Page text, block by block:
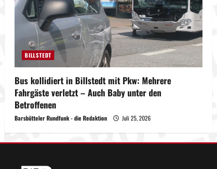
BILLSTEDT
Bus kollidiert in Billstedt mit Pkw: Mehrere
Fahrgäste verletzt – Auch Baby unter den
Betroffenen
Barsbütteler Rundfunk - die Redaktion Juli 25, 2026